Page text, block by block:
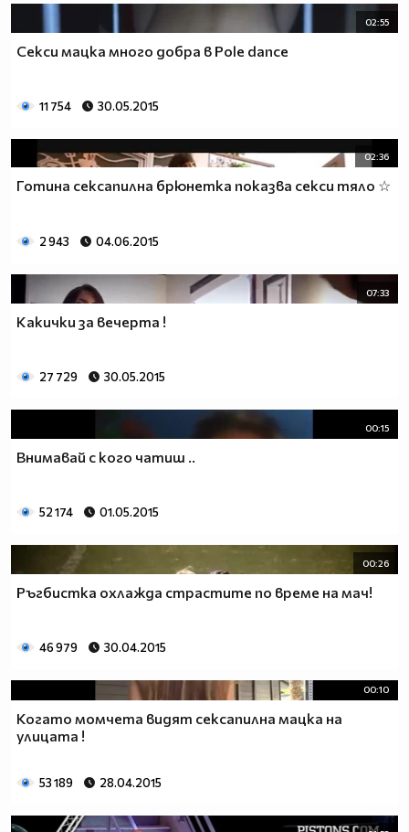
02:55
Секси мацка много добра в Pole dance
11 754 30.05.2015
02:36
Готина сексапилна брюнетка показва секси тяло ☆
2 943 04.06.2015
07:33
Какички за вечерта !
27 729 30.05.2015
00:15
Внимавай с кого чатиш ..
52 174 01.05.2015
00:26
Ръгбистка охлажда страстите по време на мач!
46 979 30.04.2015
00:10
Когато момчета видят сексапилна мацка на
улицата !
53 189 28.04.2015